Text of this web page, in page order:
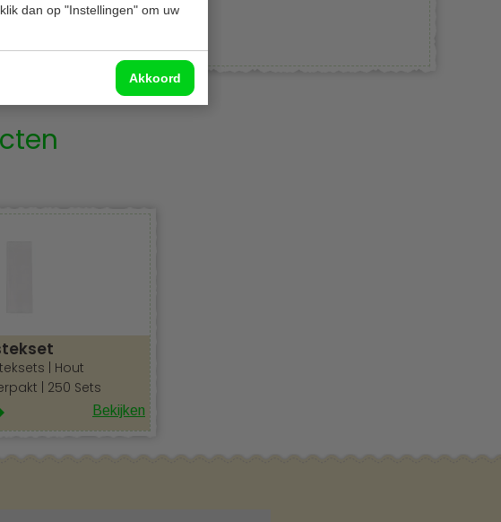
dan op "Instellingen" om uw
Akkoord
| Hout
| 250 Sets
Bekijken